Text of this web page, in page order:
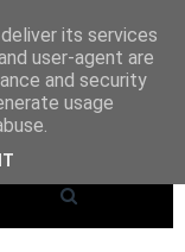
its services
user-agent are
and security
usage